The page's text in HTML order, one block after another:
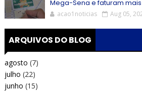
Mega-Sena e faturam
acao1noticias Aug 05,
ARQUIVOS DO BLOG
agosto (7)
julho (22)
junho (15)